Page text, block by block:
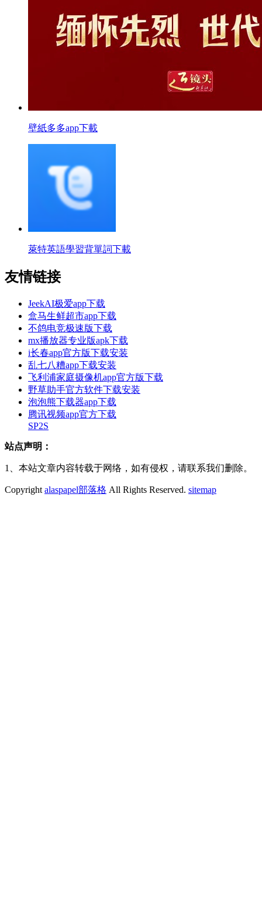
壁紙多多app下載
萊特英語學習背單詞下載
友情链接
JeekAI极爱app下载
盒马生鲜超市app下载
不鸽电竞极速版下载
mx播放器专业版apk下载
i长春app官方版下载安装
乱七八糟app下载安装
飞利浦家庭摄像机app官方版下载
野草助手官方软件下载安装
泡泡熊下载器app下载
腾讯视频app官方下载
SP2S
站点声明：
1、本站文章内容转载于网络，如有侵权，请联系我们删除。
Copyright alaspapel部落格 All Rights Reserved. sitemap